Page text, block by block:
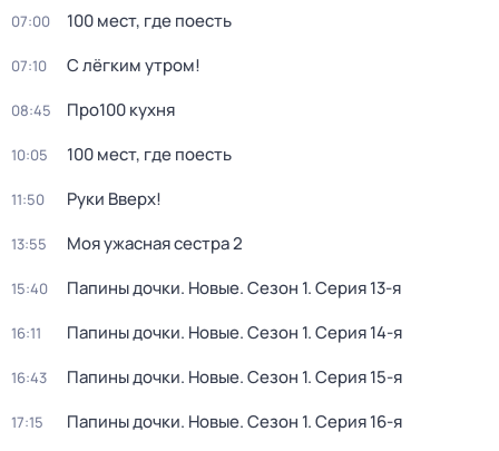
07:00 100 мест, где поесть
07:10 С лёгким утром!
08:45 Про100 кухня
10:05 100 мест, где поесть
11:50 Руки Вверх!
13:55 Моя ужасная сестра 2
15:40 Папины дочки. Новые. Сезон 1. Серия 13-я
16:11 Папины дочки. Новые. Сезон 1. Серия 14-я
16:43 Папины дочки. Новые. Сезон 1. Серия 15-я
17:15 Папины дочки. Новые. Сезон 1. Серия 16-я